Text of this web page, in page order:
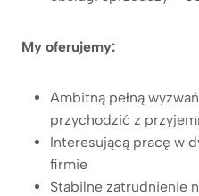
My oferujemy:
Ambitną pełną
przychodzić z
Interesującą pracę w
firmie
Stabilne zatrudnienie